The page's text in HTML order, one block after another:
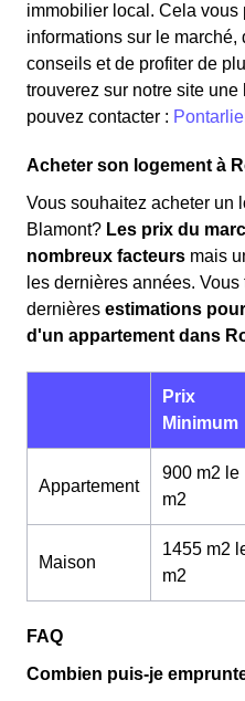
immobilier local. Cela vous
informations sur le
conseils et de profiter de
trouverez sur notre site
pouvez contacter :
Acheter son logement à
Vous souhaitez acheter un
Blamont? Les prix du
nombreux facteurs mais
les dernières années.
dernières estimations
d'un appartement dans
Prix
Minimum
Appartement
900 m2 le
m2
Maison
1455 m2
m2
FAQ
Combien puis-je